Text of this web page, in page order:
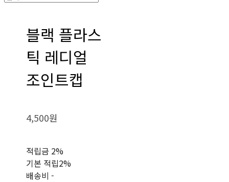
블랙 플라스
틱 레디얼
조인트캡
4,500원
적립금 2%
기본 적립2%
배송비-